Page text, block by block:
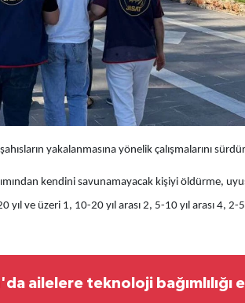
yakalanmasına yönelik çalışmalarını
kendini savunamayacak kişiyi öldürme,
ve üzeri 1, 10-20 yıl arası 2, 5-10 yıl arası 4, 2-5
ailelere teknoloji bağımlılığı